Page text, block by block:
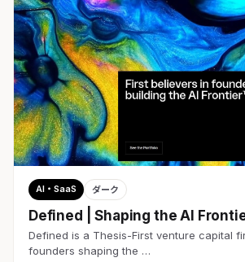
AI・SaaS ダーク
Defined | Shaping the AI
Defined is a Thesis-First venture capital
founders shaping the …